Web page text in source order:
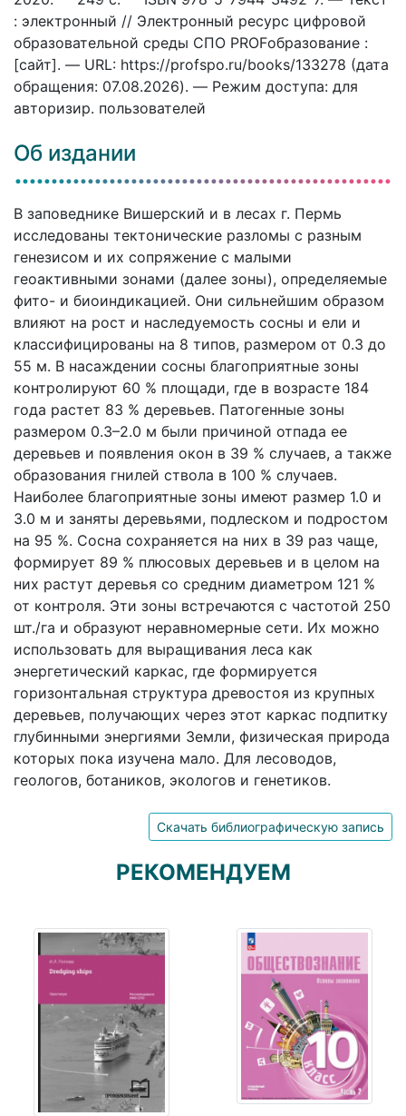
: электронный // Электронный ресурс цифровой
образовательной среды СПО PROFобразование :
[сайт]. — URL: https://profspo.ru/books/133278 (дата
обращения: 07.08.2026). — Режим доступа: для
авторизир. пользователей
Об издании
В заповеднике Вишерский и в лесах г. Пермь
исследованы тектонические разломы с разным
генезисом и их сопряжение с малыми
геоактивными зонами (далее зоны), определяемые
фито- и биоиндикацией. Они сильнейшим образом
влияют на рост и наследуемость сосны и ели и
классифицированы на 8 типов, размером от 0.3 до
55 м. В насаждении сосны благоприятные зоны
контролируют 60 % площади, где в возрасте 184
года растет 83 % деревьев. Патогенные зоны
размером 0.3–2.0 м были причиной отпада ее
деревьев и появления окон в 39 % случаев, а также
образования гнилей ствола в 100 % случаев.
Наиболее благоприятные зоны имеют размер 1.0 и
3.0 м и заняты деревьями, подлеском и подростом
на 95 %. Сосна сохраняется на них в 39 раз чаще,
формирует 89 % плюсовых деревьев и в целом на
них растут деревья со средним диаметром 121 %
от контроля. Эти зоны встречаются с частотой 250
шт./га и образуют неравномерные сети. Их можно
использовать для выращивания леса как
энергетический каркас, где формируется
горизонтальная структура древостоя из крупных
деревьев, получающих через этот каркас подпитку
глубинными энергиями Земли, физическая природа
которых пока изучена мало. Для лесоводов,
геологов, ботаников, экологов и генетиков.
Скачать библиографическую запись
РЕКОМЕНДУЕМ